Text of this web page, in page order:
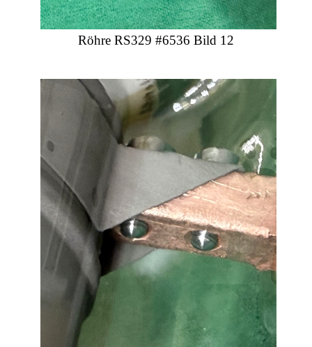
Röhre RS329 #6536 Bild 12